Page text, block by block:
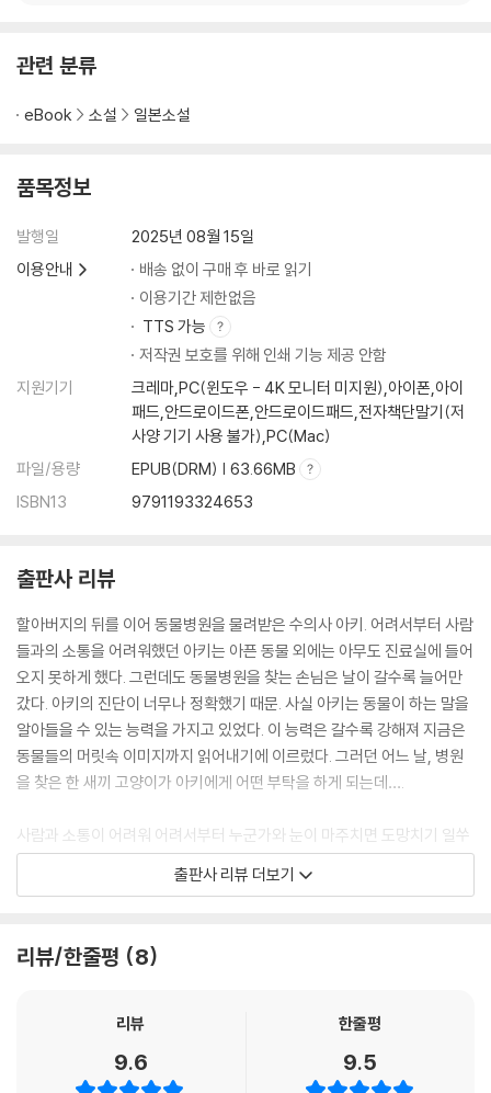
관련 분류
eBook 소설 일본소설
품목정보
발행일
2025년 08월 15일
이용안내
배송 없이 구매 후 바로 읽기
이용기간 제한없음
TTS 가능
저작권 보호를 위해 인쇄 기능 제공 안함
지원기기
크레마,PC(윈도우 - 4K 모니터 미지원),아이폰,아이
패드,안드로이드폰,안드로이드패드,전자책단말기(저
사양 기기 사용 불가),PC(Mac)
파일/용량
EPUB(DRM) | 63.66MB
ISBN13
9791193324653
출판사 리뷰
할아버지의 뒤를 이어 동물병원을 물려받은 수의사 아키. 어려서부터 사람
들과의 소통을 어려워했던 아키는 아픈 동물 외에는 아무도 진료실에 들어
오지 못하게 했다. 그런데도 동물병원을 찾는 손님은 날이 갈수록 늘어만
갔다. 아키의 진단이 너무나 정확했기 때문. 사실 아키는 동물이 하는 말을
알아들을 수 있는 능력을 가지고 있었다. 이 능력은 갈수록 강해져 지금은
동물들의 머릿속 이미지까지 읽어내기에 이르렀다. 그러던 어느 날, 병원
을 찾은 한 새끼 고양이가 아키에게 어떤 부탁을 하게 되는데….
사람과 소통이 어려워 어려서부터 누군가와 눈이 마주치면 도망치기 일쑤
였던 아키는 사람과 어울릴 필요가 없는 학자가 될 거라는 주변 사람들의
생각과 다르게 할아버지의 뒤를 이어 수의사가 된다. 자신의 능력으로 도
출판사 리뷰 더보기
리뷰/한줄평 8
리뷰
9.6
한줄평
9.5